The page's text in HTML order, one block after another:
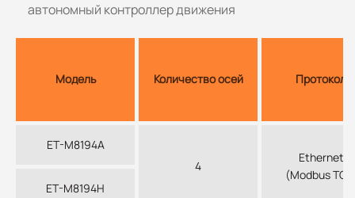
автономный контроллер движения
Модель Количество осей Протокол
ET-M8194A
4
Ethernet
(Modbus
ET-M8194H